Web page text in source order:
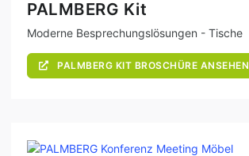
PALMBERG Kit
Moderne Besprechungslösungen - Tische
PALMBERG KIT BROSCHÜRE ANSEHEN